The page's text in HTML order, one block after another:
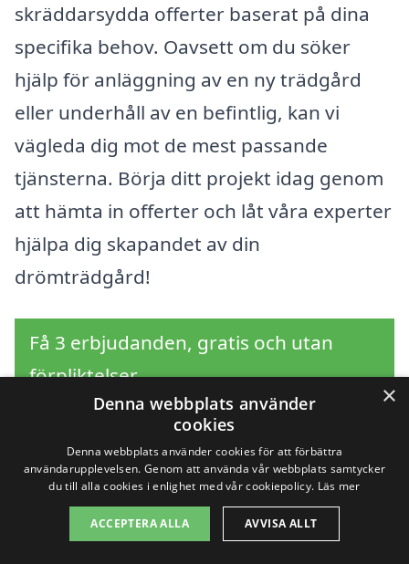
skräddarsydda offerter baserat på dina
specifika behov. Oavsett om du söker
hjälp för anläggning av en ny trädgård
eller underhåll av en befintlig, kan vi
vägleda dig mot de mest passande
tjänsterna. Börja ditt projekt idag genom
att hämta in offerter och låt våra experter
hjälpa dig skapandet av din
drömträdgård!
Få 3 erbjudanden, gratis och utan
förpliktelser
Sök efter en
professionell för
×
Denna webbplats använder
cookies
Denna webbplats använder cookies för att förbättra
användarupplevelsen. Genom att använda vår webbplats samtycker
du till alla cookies i enlighet med vår cookiepolicy. Läs mer
ACCEPTERA ALLA AVVISA ALLT